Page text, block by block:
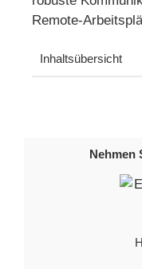
Remote-
Inhaltsübersicht
Nehmen